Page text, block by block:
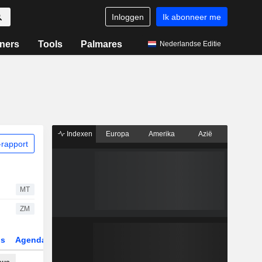
Inloggen Ik abonneer me
Tools Palmares Nederlandse Editie
MT
ZM
Agenda
Indexen Europa Amerika Azië